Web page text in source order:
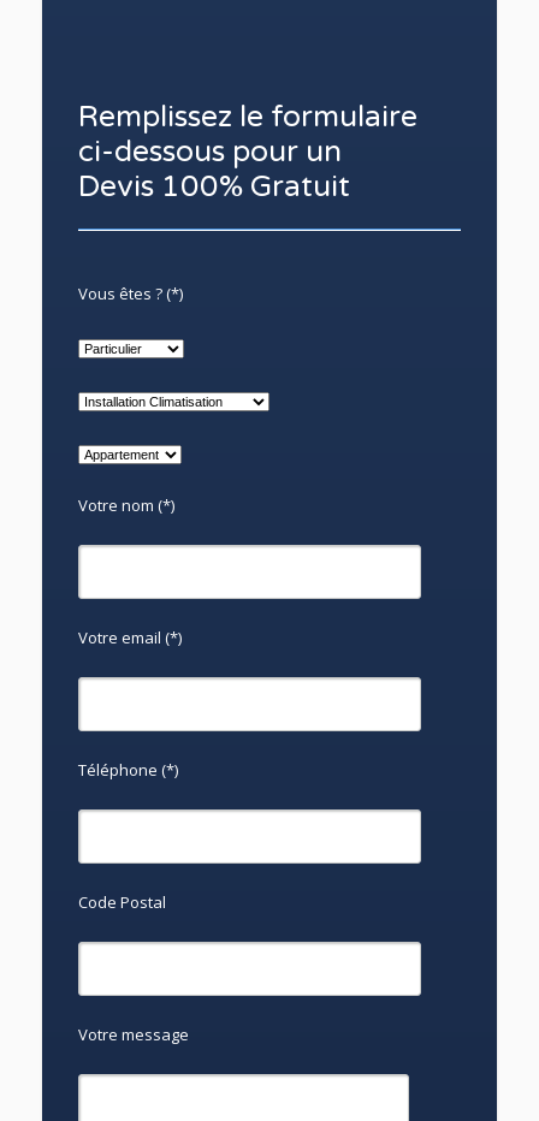
Remplissez le formulaire
ci-dessous pour un
Devis 100% Gratuit
Vous êtes ? (*)
Votre nom (*)
Votre email (*)
Téléphone (*)
Code Postal
Votre message